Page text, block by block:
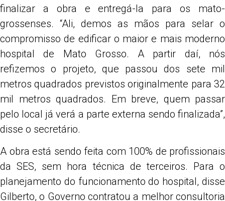
finalizar a obra e entregá-la para os mato-
grossenses. “Ali, demos as mãos para selar o
compromisso de edificar o maior e mais moderno
hospital de Mato Grosso. A partir daí, nós
refizemos o projeto, que passou dos sete mil
metros quadrados previstos originalmente para 32
mil metros quadrados. Em breve, quem passar
pelo local já verá a parte externa sendo finalizada”,
disse o secretário.
A obra está sendo feita com 100% de profissionais
da SES, sem hora técnica de terceiros. Para o
planejamento do funcionamento do hospital, disse
Gilberto, o Governo contratou a melhor consultoria